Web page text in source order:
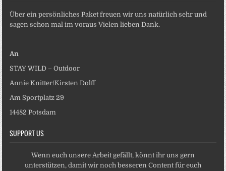
Über ein persönliches Paket freuen wir uns natürlich sehr und
sagen schon mal im voraus Vielen lieben Dank.
An
STAY WILD – Outdoor
Annie Knitter/Kirsten Dolff
Am Sportplatz 29
14482 Potsdam
SUPPORT US
Wenn euch unsere Arbeit gefällt, könnt ihr uns gern
unterstützen, damit wir noch besseren Content für euch